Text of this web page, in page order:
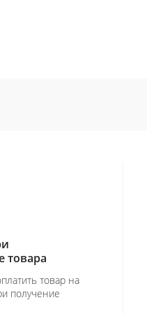
товара
товар на
получение